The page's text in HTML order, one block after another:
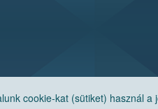
cookie-kat (sütiket) használ a